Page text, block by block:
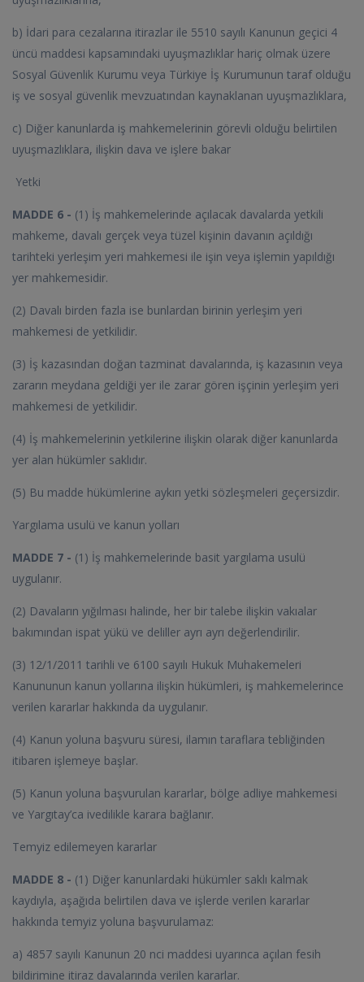
b) İdari para cezalarına itirazlar ile 5510 sayılı Kanunun geçici 4
üncü maddesi kapsamındaki uyuşmazlıklar hariç olmak üzere
Sosyal Güvenlik Kurumu veya Türkiye İş Kurumunun taraf olduğu
iş ve sosyal güvenlik mevzuatından kaynaklanan uyuşmazlıklara,
c) Diğer kanunlarda iş mahkemelerinin görevli olduğu belirtilen
uyuşmazlıklara, ilişkin dava ve işlere bakar
Yetki
MADDE 6 - (1) İş mahkemelerinde açılacak davalarda yetkili
mahkeme, davalı gerçek veya tüzel kişinin davanın açıldığı
tarihteki yerleşim yeri mahkemesi ile işin veya işlemin yapıldığı
yer mahkemesidir.
(2) Davalı birden fazla ise bunlardan birinin yerleşim yeri
mahkemesi de yetkilidir.
(3) İş kazasından doğan tazminat davalarında, iş kazasının veya
zararın meydana geldiği yer ile zarar gören işçinin yerleşim yeri
mahkemesi de yetkilidir.
(4) İş mahkemelerinin yetkilerine ilişkin olarak diğer kanunlarda
yer alan hükümler saklıdır.
(5) Bu madde hükümlerine aykırı yetki sözleşmeleri geçersizdir.
Yargılama usulü ve kanun yolları
MADDE 7 - (1) İş mahkemelerinde basit yargılama usulü
uygulanır.
(2) Davaların yığılması halinde, her bir talebe ilişkin vakıalar
bakımından ispat yükü ve deliller ayrı ayrı değerlendirilir.
(3) 12/1/2011 tarihli ve 6100 sayılı Hukuk Muhakemeleri
Kanununun kanun yollarına ilişkin hükümleri, iş mahkemelerince
verilen kararlar hakkında da uygulanır.
(4) Kanun yoluna başvuru süresi, ilamın taraflara tebliğinden
itibaren işlemeye başlar.
(5) Kanun yoluna başvurulan kararlar, bölge adliye mahkemesi
ve Yargıtay’ca ivedilikle karara bağlanır.
Temyiz edilemeyen kararlar
MADDE 8 - (1) Diğer kanunlardaki hükümler saklı kalmak
kaydıyla, aşağıda belirtilen dava ve işlerde verilen kararlar
hakkında temyiz yoluna başvurulamaz:
a) 4857 sayılı Kanunun 20 nci maddesi uyarınca açılan fesih
bildirimine itiraz davalarında verilen kararlar.